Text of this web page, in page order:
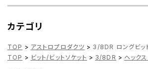
カテゴリ
TOP > アストロプロダクツ > 3/8DR ロングビ
TOP > ビット/ビットソケット > 3/8DR > ヘック